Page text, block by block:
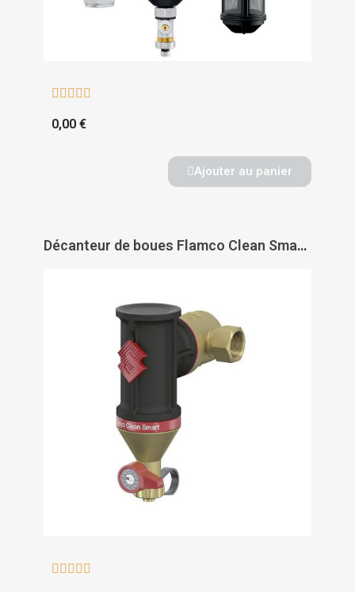
    
0,00 €
Ajouter au panier
Décanteur de boues Flamco Clean Smart - FLAMCO
    